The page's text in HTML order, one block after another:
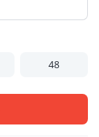
48